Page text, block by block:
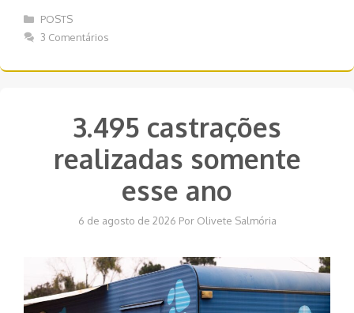
Categorias
POSTS
3 Comentários
3.495 castrações
realizadas somente
esse ano
6 de agosto de 2026 Por Olivete Salmória